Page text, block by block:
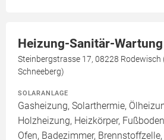
Heizung-Sanitär-Wartung
Steinbergstrasse 17, 08228 Rodewisch
Schneeberg)
SOLARANLAGE
Gasheizung, Solarthermie,
Holzheizung, Heizkörper,
Ofen, Badezimmer,